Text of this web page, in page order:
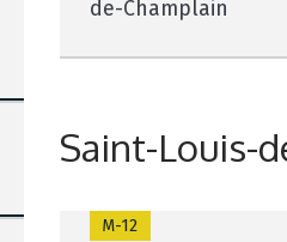
de-Champlain
Saint-Louis-
M-12